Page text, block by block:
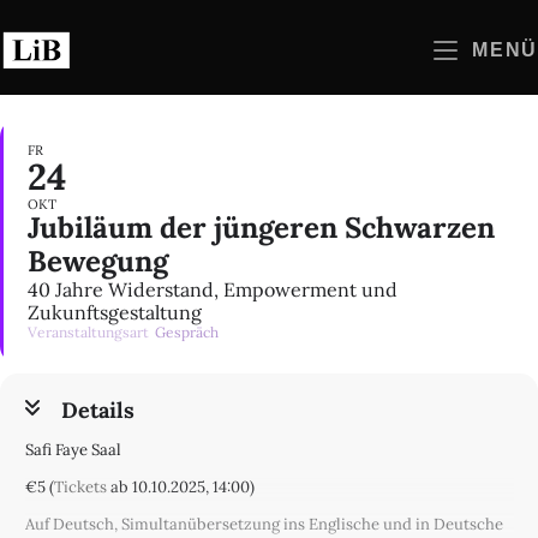
Inhalt
springen
MENÜ
FR
24
OKT
Jubiläum der jüngeren Schwarzen
Bewegung
40 Jahre Widerstand, Empowerment und
Zukunftsgestaltung
Veranstaltungsart Gespräch
Details
Safi Faye Saal
€5 (Ticketsab 10.10.2025, 14:00)
Auf Deutsch, Simultanübersetzung ins Englische und in Deutsche